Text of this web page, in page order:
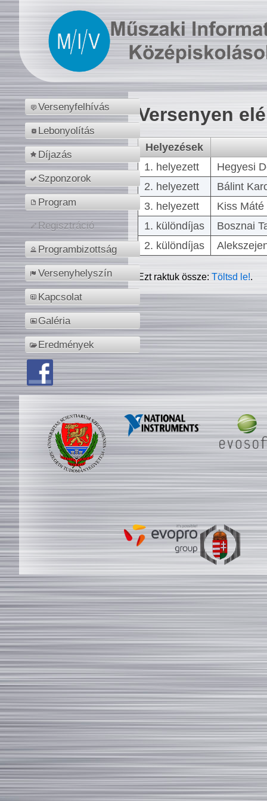
Versenyfelhívás
Lebonyolítás
Díjazás
Szponzorok
Program
Regisztráció
Programbizottság
Versenyhelyszín
Kapcsolat
Galéria
Eredmények
Versenyen
Helyezések
1. helyezett
Hegyesi
2. helyezett
Bálint
3. helyezett
Kiss
1. különdíjas
Bosznai
2. különdíjas
Ezt raktuk össze:Töltsd le!.